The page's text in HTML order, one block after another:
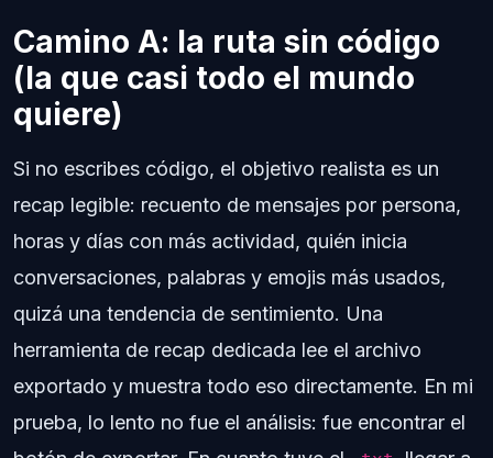
Camino A: la ruta sin código
(la que casi todo el mundo
quiere)
Si no escribes código, el objetivo realista es un
recap legible: recuento de mensajes por persona,
horas y días con más actividad, quién inicia
conversaciones, palabras y emojis más usados,
quizá una tendencia de sentimiento. Una
herramienta de recap dedicada lee el archivo
exportado y muestra todo eso directamente. En mi
prueba, lo lento no fue el análisis: fue encontrar el